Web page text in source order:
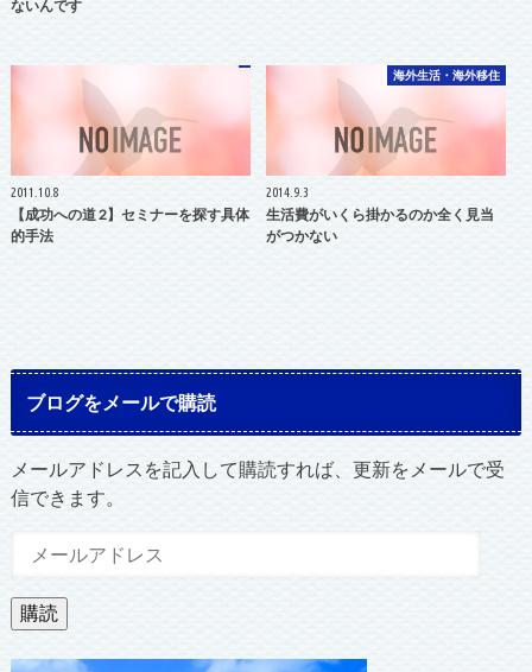
ないんです
2011.10.8
【成功への道 2】セミナーを探す具体
的手法
海外生活・海外移住
2014.9.3
生活費がいくら掛かるのか全く見当
がつかない
ブログをメールで購読
メールアドレスを記入して購読すれば、更新をメールで受
信できます。
ル
ア
ド
購読